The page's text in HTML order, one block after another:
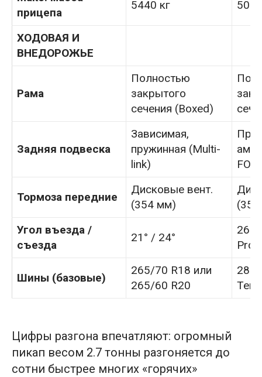
прицепа
5440 кг
ХОДОВАЯ И
ВНЕДОРОЖЬЕ
Рама
Полностью
закрытого
сечения (Boxed)
Задняя подвеска
Зависимая,
пружинная (Multi-
link)
FOX
Тормоза передние
Дисковые вент.
(354 мм)
Угол въезда /
съезда
21° / 24°
26°
Pro)
Шины (базовые)
265/70 R18 или
265/60 R20
285/
Цифры разгона впечатляют: огромный
пикап весом 2.7 тонны разгоняется до
сотни быстрее многих «горячих»